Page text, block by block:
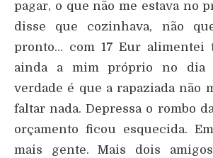
pagar, o que não me estava no
disse que cozinhava, não
pronto… com 17 Eur alimentei
ainda a mim próprio no dia
verdade é que a rapaziada não
faltar nada. Depressa o rombo
orçamento ficou esquecida.
mais gente. Mais dois